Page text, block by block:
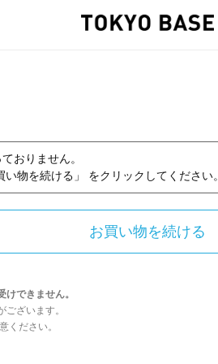
おりません。
物を続ける」 をクリックしてください。
できません。
ざいます。
ください。